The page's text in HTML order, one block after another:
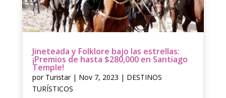
Jineteada y Folklore bajo las estrellas:
¡Premios de hasta $280,000 en Santiago
Temple!
por Turistar| Nov 7, 2023 | DESTINOS
TURÍSTICOS